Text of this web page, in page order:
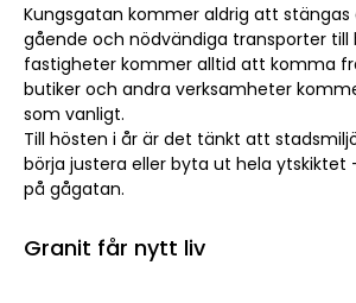
Kungsgatan kommer aldrig att stängas
gående och nödvändiga transporter till
fastigheter kommer alltid att komma
butiker och andra verksamheter
som vanligt.
Till hösten i år är det tänkt att
börja justera eller byta ut hela
på gågatan.
Granit får nytt liv